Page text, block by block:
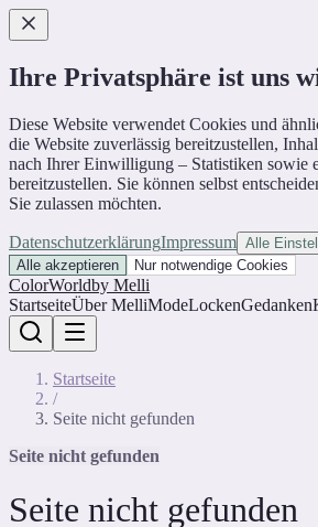
Ihre Privatsphäre ist uns
Diese Website verwendet Cookies und
die Website zuverlässig bereitzustellen,
nach Ihrer Einwilligung – Statistiken sowie
bereitzustellen. Sie können selbst
Sie zulassen möchten.
DatenschutzerklärungImpressum Alle
Alle akzeptieren
Nur notwendige Cookies
ColorWorldby Melli
StartseiteÜber MelliModeLockenGedanken
Startseite
/
Seite nicht gefunden
Seite nicht gefunden
Seite nicht gefunden